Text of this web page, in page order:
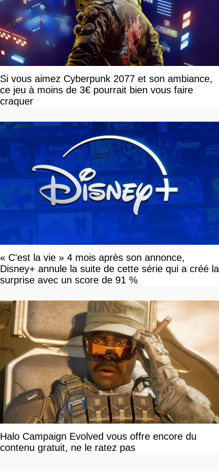
Si vous aimez Cyberpunk 2077 et son ambiance,
ce jeu à moins de 3€ pourrait bien vous faire
craquer
« C'est la vie » 4 mois après son annonce,
Disney+ annule la suite de cette série qui a créé la
surprise avec un score de 91 %
Halo Campaign Evolved vous offre encore du
contenu gratuit, ne le ratez pas